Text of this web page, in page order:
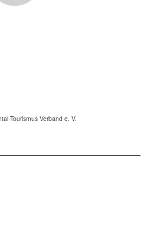
Tourismus Verband e. V.